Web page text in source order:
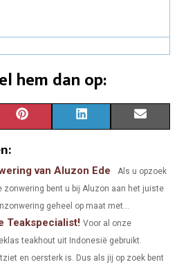
hem dan op:
R
O
N
T
R
A
R
O
N
K
D
R
I
van Aluzon Ede
Als u opzoek
zonwering bent u bij Aluzon aan het juiste
geheel op maat met...
Teakspecialist! Voor al onze
teakhout uit Indonesië gebruikt.
en oersterk is. Dus als jij op zoek bent